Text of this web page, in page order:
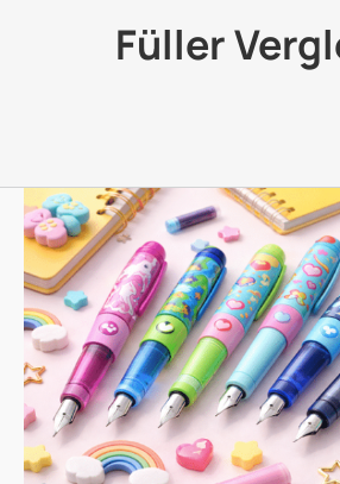
Füller